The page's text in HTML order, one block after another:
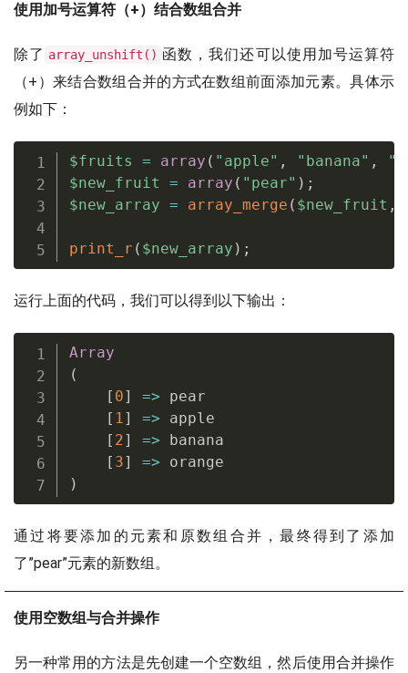
使用加号运算符（+）结合数组合并
除了 array_unshift() 函数，我们还可以使用加号运算符
（+）来结合数组合并的方式在数组前面添加元素。具体示
例如下：
$fruits = array ( "apple" , "banana" ,
$new_fruit
= array ( "pear" ) ;
$new_array = array_merge ( $new_fruit ,
print_r ( $new_array ) ;
运行上面的代码，我们可以得到以下输出：
Array
(
[ 0] => pear
[ 1] => apple
[ 2] => banana
[ 3] =>
)
通过将要添加的元素和原数组合并，最终得到了添加
了”pear”元素的新数组。
使用空数组与合并操作
另一种常用的方法是先创建一个空数组，然后使用合并操作